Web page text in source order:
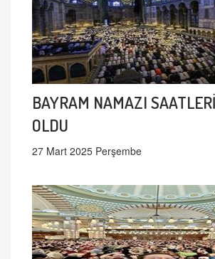
BAYRAM NAMAZI
OLDU
27 Mart 2025 Perşembe